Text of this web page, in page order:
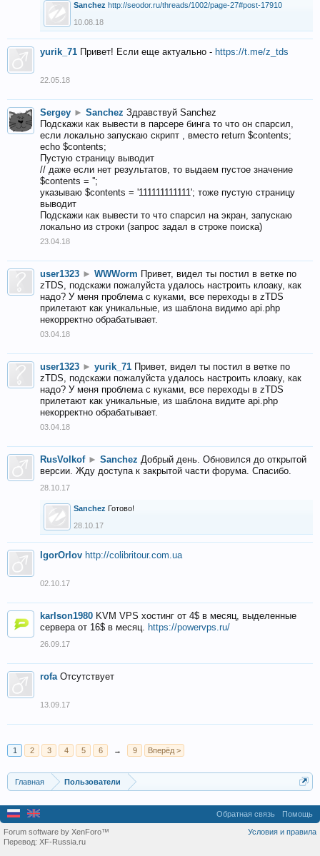
Sanchez http://seodor.ru/threads/1002/page-27#post-17910
10.08.18
yurik_71 Привет! Если еще актуально - https://t.me/z_tds
22.05.18
Sergey ► Sanchez Здравствуй Sanchez
Подскажи как вывести в парсере бинга то что он спарсил,
если локально запускаю скрипт , вместо return $contents;
echo $contents;
Пустую страницу выводит
// даже если нет результатов, то выдаем пустое значение
$contents = '';
указываю $contents = '111111111111'; тоже пустую страницу
выводит
Подскажи как вывести то что спарсил на экран, запускаю
локально из строки (запрос задал в строке поиска)
23.04.18
user1323 ► WWWorm Привет, видел ты постил в ветке по
zTDS, подскажи пожалуйста удалось настроить клоаку, как
надо? У меня проблема с куками, все переходы в zTDS
прилетают как уникальные, из шаблона видимо api.php
некорректно обрабатывает.
03.04.18
user1323 ► yurik_71 Привет, видел ты постил в ветке по
zTDS, подскажи пожалуйста удалось настроить клоаку, как
надо? У меня проблема с куками, все переходы в zTDS
прилетают как уникальные, из шаблона видите api.php
некорректно обрабатывает.
03.04.18
RusVolkof ► Sanchez Добрый день. Обновился до открытой
версии. Жду доступа к закрытой части форума. Спасибо.
28.10.17
Sanchez Готово!
28.10.17
IgorOrlov http://colibritour.com.ua
02.10.17
karlson1980 KVM VPS хостинг от 4$ в месяц, выделенные
сервера от 16$ в месяц. https://powervps.ru/
26.09.17
rofa Отсутствует
13.09.17
1 2 3 4 5 6 → 9 Вперёд >
Главная Пользователи
Обратная связь Помощь
Условия и правила
Forum software by XenForo™
Перевод: XF-Russia.ru